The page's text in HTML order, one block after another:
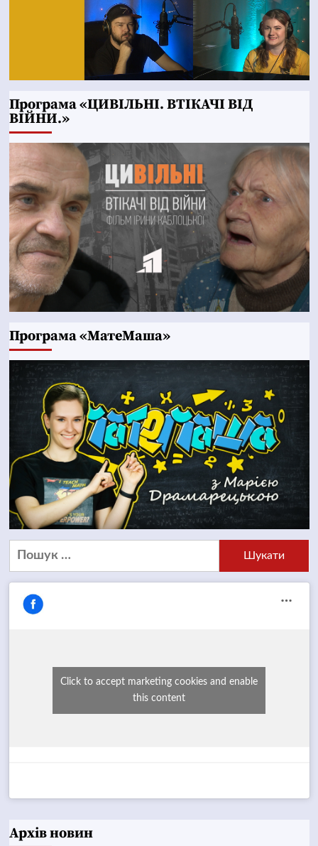
Програма «ЦИВІЛЬНІ. ВТІКАЧІ ВІД
ВІЙНИ.»
Програма «МатеМаша»
Пошук:
Click to accept marketing cookies and enable
this content
Архів новин